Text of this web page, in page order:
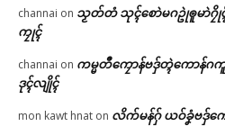
channai on သၟတ်တံ သုၚ်စောဲမဂဥုဲၜူမာဲ
ကၠုၚ်
channai on ကမ္မတဳကၠောန်ဗဒှ်တ္ၚဲကောန်ဂ
ဒုၚ်လျိုၚ်
mon kawt hnat on လိက်မန်ဂှ် ယဝ်ခၞံဗဒှ်က